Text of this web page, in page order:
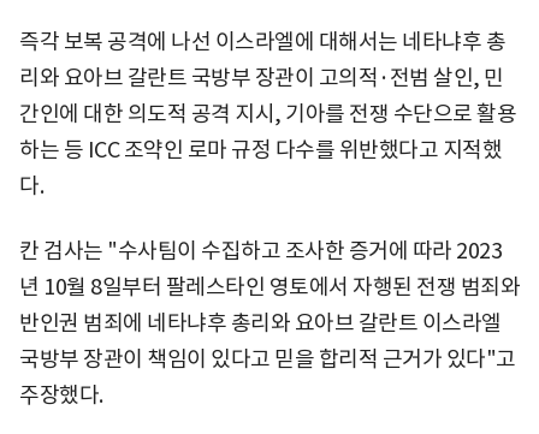
즉각 보복 공격에 나선 이스라엘에 대해서는 네타냐후 총
리와 요아브 갈란트 국방부 장관이 고의적·전범 살인, 민
간인에 대한 의도적 공격 지시, 기아를 전쟁 수단으로 활용
하는 등 ICC 조약인 로마 규정 다수를 위반했다고 지적했
다.
칸 검사는 "수사팀이 수집하고 조사한 증거에 따라 2023
년 10월 8일부터 팔레스타인 영토에서 자행된 전쟁 범죄와
반인권 범죄에 네타냐후 총리와 요아브 갈란트 이스라엘
국방부 장관이 책임이 있다고 믿을 합리적 근거가 있다"고
주장했다.